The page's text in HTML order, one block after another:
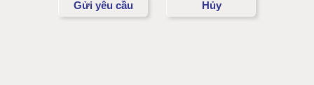
Cân điện tử 15 tấn